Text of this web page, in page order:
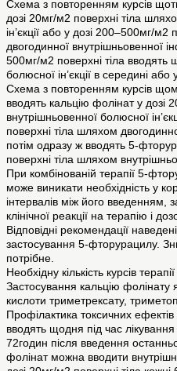
Схема з повторенням курсів
дозі 20мг/м2 поверхні тіла
ін’єкції або у дозі 200–500мг/
двогодинної внутрішньовенної
500мг/м2 поверхні тіла вводять
болюсної ін’єкції в середині або
Схема з повторенням курсів
вводять кальцію фолінат у дозі
внутрішньовенної болюсної
поверхні тіла шляхом
потім одразу ж вводять 5-
поверхні тіла шляхом
При комбінованій терапії 5-
може виникати необхідність у
інтервалів між його введенням,
клінічної реакції на терапію і
Відповідні рекомендації
застосування 5-фторурацилу.
потрібне.
Необхідну кількість курсів
Застосування кальцію фолінату
кислоти триметрексату,
Профілактика токсичних
вводять щодня під час
72годин після введення
фолінат можна вводити